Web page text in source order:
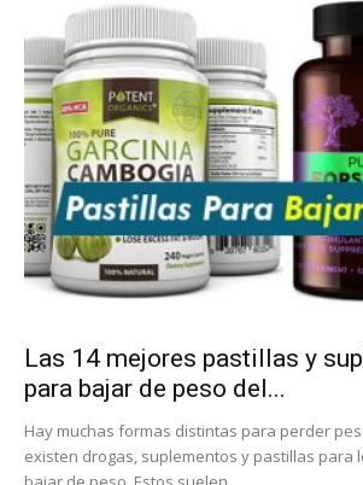
Las 14 mejores pastillas y
para bajar de peso del...
Hay muchas formas distintas para perder
existen drogas, suplementos y pastillas para